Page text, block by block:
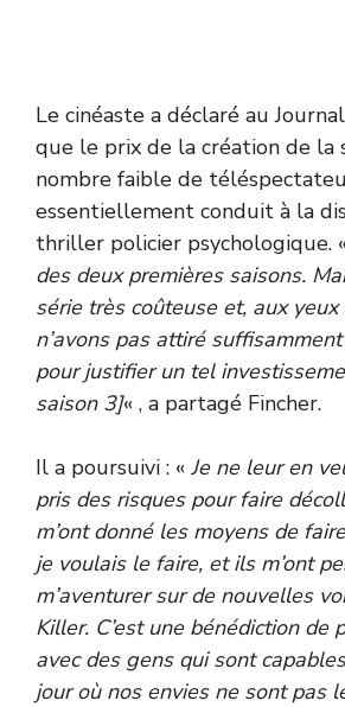
Le cinéaste a déclaré au
que le prix de la création de la
nombre faible de
essentiellement conduit à la
thriller policier psychologique. «
des deux premières saisons.
série très coûteuse et, aux
n’avons pas attiré
pour justifier un tel
saison 3]« , a partagé Fincher.
Il a poursuivi : « Je ne leur en
pris des risques pour faire
m’ont donné les moyens de
je voulais le faire, et ils m’ont
m’aventurer sur de nouvelles
Killer. C’est une bénédiction de
avec des gens qui sont
jour où nos envies ne sont pas